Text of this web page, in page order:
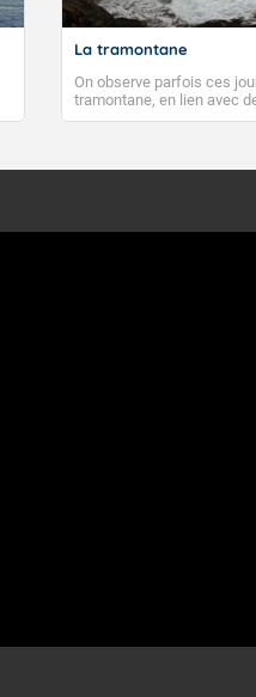
La tramontane
On observe parfois ces
tramontane, en lien avec
de forêt. Mais qu'est-ce
à nord-ouest, dans un
monts, en allusion aux